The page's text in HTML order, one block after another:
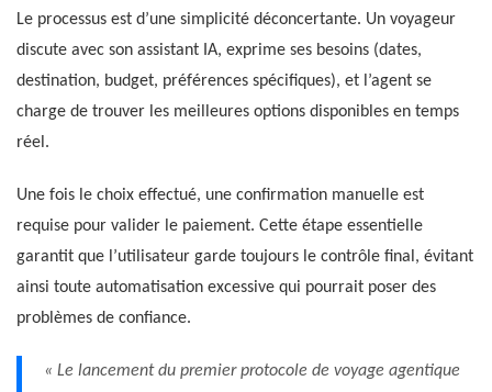
Le processus est d’une simplicité déconcertante. Un voyageur
discute avec son assistant IA, exprime ses besoins (dates,
destination, budget, préférences spécifiques), et l’agent se
charge de trouver les meilleures options disponibles en temps
réel.
Une fois le choix effectué, une confirmation manuelle est
requise pour valider le paiement. Cette étape essentielle
garantit que l’utilisateur garde toujours le contrôle final, évitant
ainsi toute automatisation excessive qui pourrait poser des
problèmes de confiance.
« Le lancement du premier protocole de voyage agentique